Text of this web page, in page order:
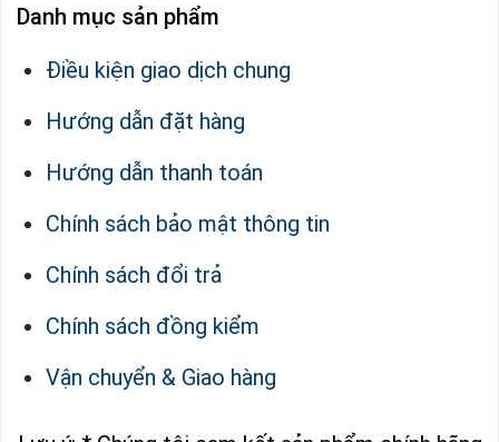
Danh mục sản phẩm
Điều kiện giao dịch chung
Hướng dẫn đặt hàng
Hướng dẫn thanh toán
Chính sách bảo mật thông tin
Chính sách đổi trả
Chính sách đồng kiểm
Vận chuyển & Giao hàng